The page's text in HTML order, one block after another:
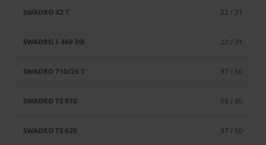
22 / 31
22 / 31
37 / 50
59 / 80
37 / 50